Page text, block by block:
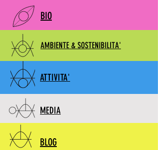
BIO
AMBIENTE & SOSTENIBILITA'
ATTIVITA'
MEDIA
BLOG